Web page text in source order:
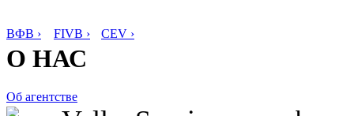
ВФВ › FIVB › CEV ›
О НАС
Об агентстве